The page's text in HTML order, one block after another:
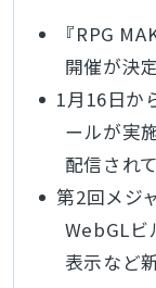
『RPG
開催が決定
1月16日か
ールが実
配信され
第2回メジ
WebGLビ
表示など